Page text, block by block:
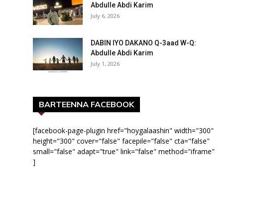
Abdulle Abdi Karim
July 6, 2026
DABIN IYO DAKANO Q-3aad W-Q:
Abdulle Abdi Karim
July 1, 2026
BARTEENNA FACEBOOK
[facebook-page-plugin href="hoygalaashin" width="300"
height="300" cover="false" facepile="false" cta="false"
small="false" adapt="true" link="false" method="iframe"
]